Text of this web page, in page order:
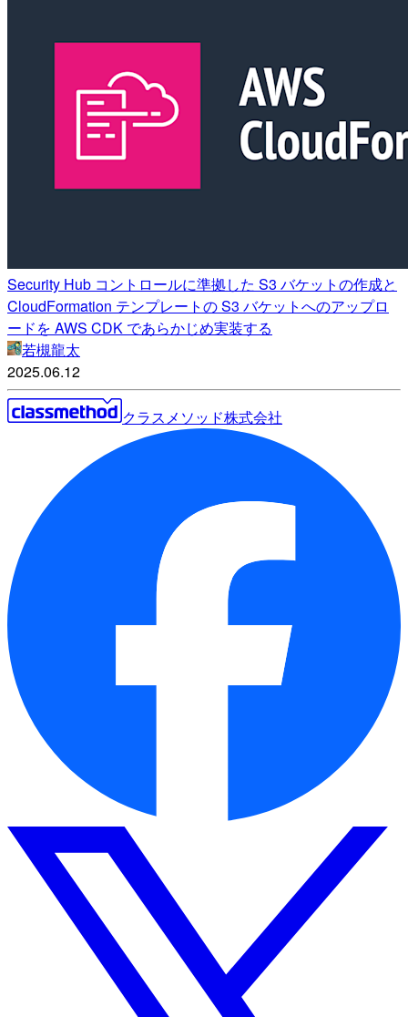
Security Hub コントロールに準拠した S3 バケットの作成と
CloudFormation テンプレートの S3 バケットへのアップロ
ードを AWS CDK であらかじめ実装する
若槻龍太
2025.06.12
クラスメソッド株式会社